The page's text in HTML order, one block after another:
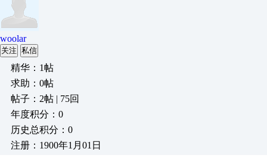
woolar
关注 私信
精华：1帖
求助：0帖
帖子：2帖 | 75回
年度积分：0
历史总积分：0
注册：1900年1月01日